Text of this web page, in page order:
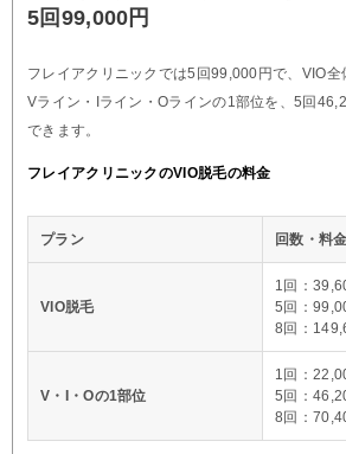
5回99,000円
フレイアクリニックでは5回99,000円で、VIO全
Vライン・Iライン・Oラインの1部位を、5回
できます。
フレイアクリニックのVIO脱毛の料金
プラン 回数・料金
VIO脱毛
1回：
5回：
8回：
V・I・Oの1部位
1回：
5回：
8回：